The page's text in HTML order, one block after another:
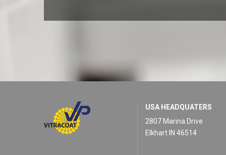
USA HEADQUATERS
2807 Marina Drive
Elkhart IN 46514